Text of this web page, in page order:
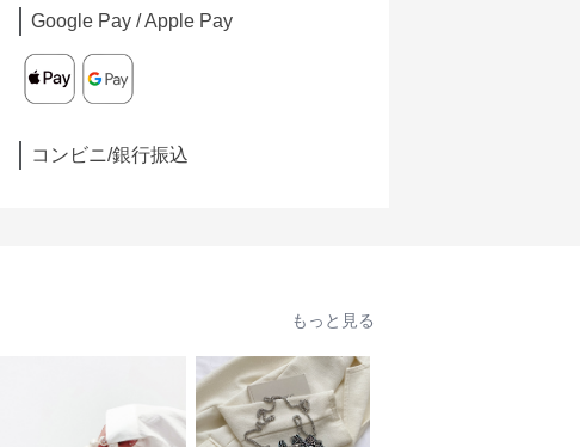
Google Pay / Apple Pay
コンビニ/銀行振込
もっと見る